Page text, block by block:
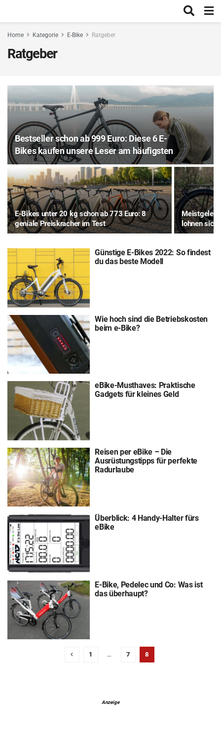
Home Kategorie E-Bike Ratgeber
Ratgeber
Bestseller schon ab 999 Euro: Diese 6 E-
Bikes kaufen unsere Leser am häufigsten
E-Bikes unter 20 kg schon ab 773 Euro: 8
geniale Preiskracher im Test
lohnen sich
Günstige E-Bikes 2022: So findest
du das beste Modell
Wie hoch sind die Betriebskosten
beim e-Bike?
eBike-Musthaves: Praktische
Gadgets für kleines Geld
Reisen per eBike – Die
Ausrüstungstipps für perfekte
Radurlaube
Überblick: 4 Handy-Halter fürs
eBike
E-Bike, Pedelec und Co: Was ist
das überhaupt?
1 … 7 8
Anzeige